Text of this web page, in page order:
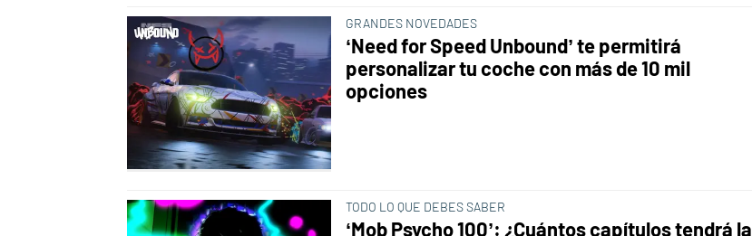
GRANDES NOVEDADES
‘Need for Speed Unbound’ te permitirá
personalizar tu coche con más de 10 mil
opciones
TODO LO QUE DEBES SABER
‘Mob Psycho 100’: ¿Cuántos capítulos tendrá la